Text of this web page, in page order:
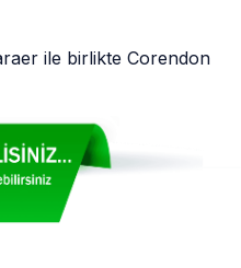
ile birlikte Corendon